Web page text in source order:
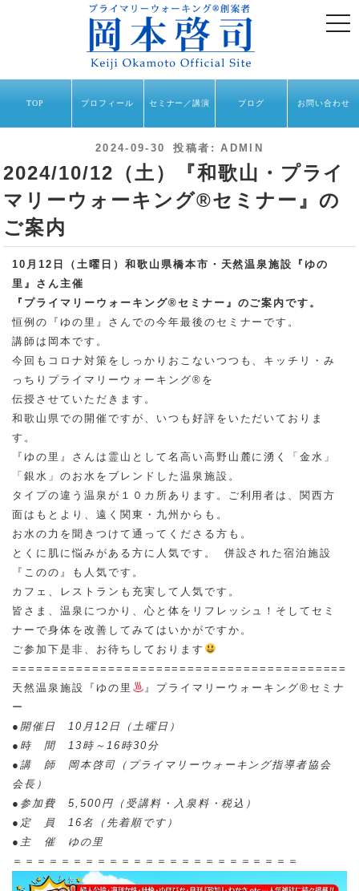
TOP プロフィール セミナー／講演 ブログ お問い合わせ
投
稿
日:
2024-09-30 投稿者:ADMIN
2024/10/12（土）『和歌山・プライ
マリーウォーキング®︎セミナー』の
ご案内
10月12日（土曜日）和歌山県橋本市・天然温泉施設『ゆの
里』さん主催
『プライマリーウォーキング®︎セミナー』のご案内です。
恒例の『ゆの里』さんでの今年最後のセミナーです。
講師は岡本です。
今回もコロナ対策をしっかりおこないつつも、キッチリ・み
っちりプライマリーウォーキング®︎を
伝授させていただきます。
和歌山県での開催ですが、いつも好評をいただいておりま
す。
『ゆの里』さんは霊山として名高い高野山麓に湧く「金水」
「銀水」のお水をブレンドした温泉施設。
タイプの違う温泉が１０カ所あります。ご利用者は、関西方
面はもとより、遠く関東・九州からも。
お水の力を聞きつけて通ってくださる方も。
とくに肌に悩みがある方に人気です。 併設された宿泊施設
『このの』も人気です。
カフェ、レストランも充実して人気です。
皆さま、温泉につかり、心と体をリフレッシュ！そしてセミ
ナーで身体を改善してみてはいかがですか。
ご参加下是非、お待ちしております
天然温泉施設『ゆの里
』プライマリーウォーキング®︎セミナ
ー
●開催日 10月12日（土曜日）
●時 間 13時～16時30分
●講 師 岡本啓司（プライマリーウォーキング指導者協会
会長）
●参加費 5,500円（受講料・入泉料・税込）
●定 員 16名（先着順です）
●主 催 ゆの里
＝＝＝＝＝＝＝＝＝＝＝＝＝＝＝＝＝＝＝＝＝＝＝＝